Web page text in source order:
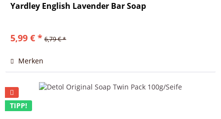
Yardley English Lavender Bar Soap
5,99 € * 6,79 € *
Merken
TIPP!